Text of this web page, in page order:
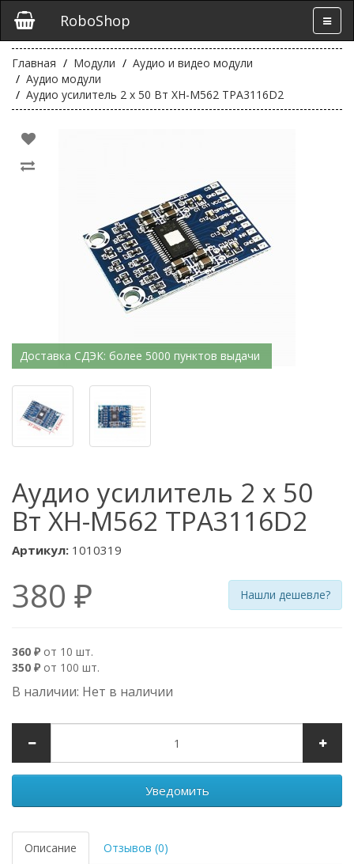
RoboShop
Главная Модули
Аудио и видео модули
Аудио модули
Аудио усилитель 2 х 50 Вт XH-M562 TPA3116D2
Доставка СДЭК: более 5000 пунктов выдачи
Аудио усилитель 2 х 50
Вт XH-M562 TPA3116D2
Артикул: 1010319
380 ₽ Нашли дешевле?
360 ₽ от 10 шт.
350 ₽ от 100 шт.
В наличии: Нет в наличии
Уведомить
Описание Отзывов (0)